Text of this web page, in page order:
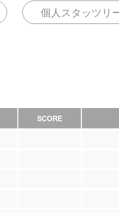
個人スタッツリ
SCORE